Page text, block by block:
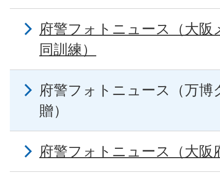
府警フォトニュース（大
同訓練）
府警フォトニュース（万
贈）
府警フォトニュース（大阪